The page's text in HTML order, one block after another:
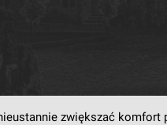
zwiększać